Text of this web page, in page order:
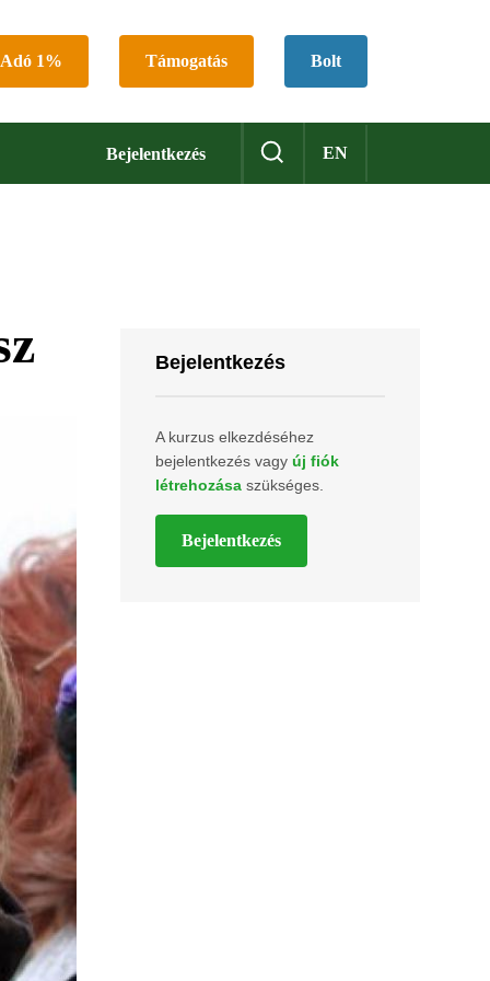
Adó 1% Támogatás Bolt
Bejelentkezés EN
Bejelentkezés
A kurzus elkezdéséhez
bejelentkezés vagy új fiók
létrehozása szükséges.
Bejelentkezés